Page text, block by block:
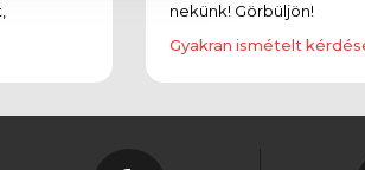
nekünk! Görbüljön!
Gyakran ismételt